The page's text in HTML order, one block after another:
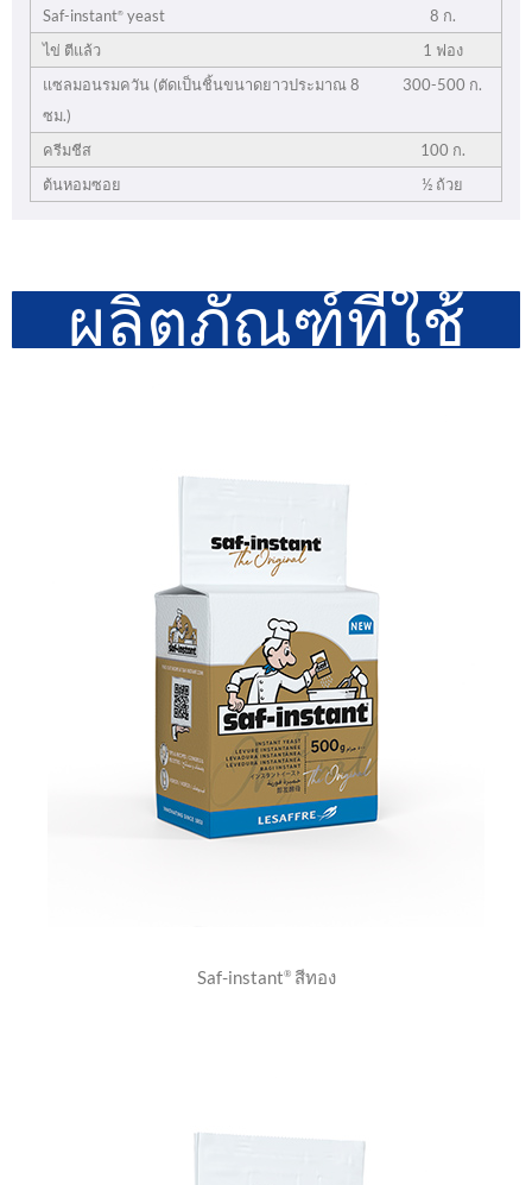
Saf-instant® yeast
8 ก.
ไข่ ตีแล้ว
1 ฟอง
แซลมอนรมควัน (ตัดเป็นชิ้นขนาดยาวประมาณ 8
ซม.)
300-500 ก.
ครีมชีส
100 ก.
ต้นหอมซอย
½ ถ้วย
ผลิตภัณฑ์ที่ใช้
Saf-instant®สีทอง